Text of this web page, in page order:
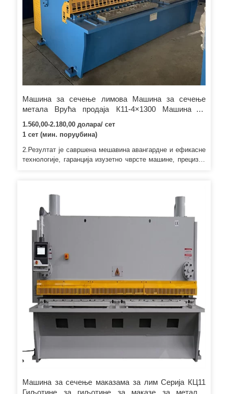
Машина за сечење лимова Машина за сечење
метала Врућа продаја К11-4×1300 Машина за
1.560,00-2.180,00 долара/ сет
1 сет (мин. поруџбина)
2.Резултат је савршена мешавина авангардне и ефикасне
технологије, гаранција изузетно чврсте машине, прецизне
сваком тренутку, додати опциону опрему према
захтевима. Чак је и дизајн усавршен према критеријумима
максималне функционалности и ефикасности, тако да се
одржавање и интервенције оператера сведу на минимум.
Машина за сечење маказама за лим Серија КЦ11
Гиљотине за гиљотине за маказе за металне